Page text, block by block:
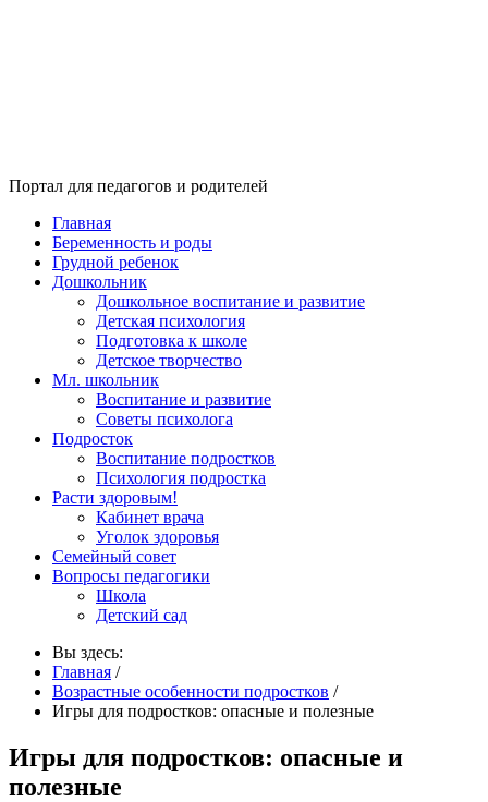
Портал для педагогов и родителей
Главная
Беременность и роды
Грудной ребенок
Дошкольник
Дошкольное воспитание и развитие
Детская психология
Подготовка к школе
Детское творчество
Мл. школьник
Воспитание и развитие
Советы психолога
Подросток
Воспитание подростков
Психология подростка
Расти здоровым!
Кабинет врача
Уголок здоровья
Семейный совет
Вопросы педагогики
Школа
Детский сад
Вы здесь:
Главная /
Возрастные особенности подростков /
Игры для подростков: опасные и полезные
Игры для подростков: опасные и
полезные